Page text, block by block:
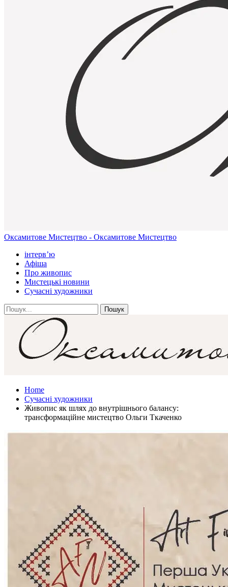
Оксамитове Мистецтво - Оксамитове Мистецтво
інтерв’ю
Афіша
Про живопис
Мистецькі новини
Сучасні художники
Home
Сучасні художники
Живопис як шлях до внутрішнього балансу:
трансформаційне мистецтво Ольги Ткаченко